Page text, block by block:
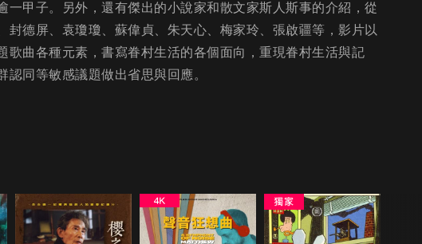
一甲子。另外，還有傑出的小說家和散文家斯人斯事的介紹，從
德屏、袁瓊瓊、蘇偉貞、朱天心、梅家玲、張啟疆等，影片以
歌曲各種元素，書寫眷村生活的各個面向，重現眷村生活與記
同等敏感議題做出省思與回應。